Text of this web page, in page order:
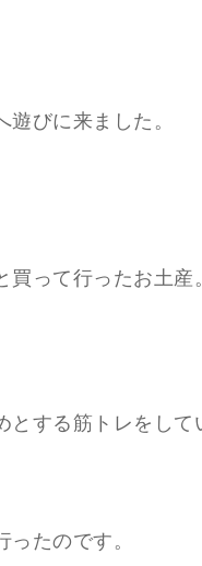
びに来ました。
買って行ったお土産
とする筋トレをして
たのです。